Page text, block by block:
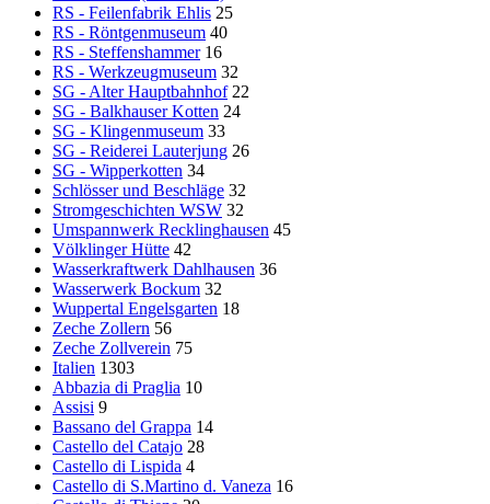
RS - Feilenfabrik Ehlis 25
RS - Röntgenmuseum 40
RS - Steffenshammer 16
RS - Werkzeugmuseum 32
SG - Alter Hauptbahnhof 22
SG - Balkhauser Kotten 24
SG - Klingenmuseum 33
SG - Reiderei Lauterjung 26
SG - Wipperkotten 34
Schlösser und Beschläge 32
Stromgeschichten WSW 32
Umspannwerk Recklinghausen 45
Völklinger Hütte 42
Wasserkraftwerk Dahlhausen 36
Wasserwerk Bockum 32
Wuppertal Engelsgarten 18
Zeche Zollern 56
Zeche Zollverein 75
Italien 1303
Abbazia di Praglia 10
Assisi 9
Bassano del Grappa 14
Castello del Catajo 28
Castello di Lispida 4
Castello di S.Martino d. Vaneza 16